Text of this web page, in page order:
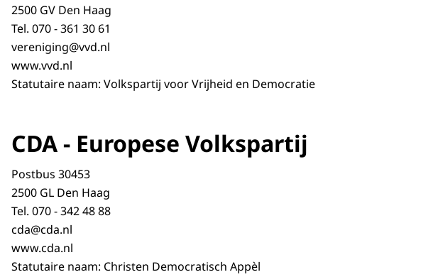
2500 GV Den Haag
Tel. 070 - 361 30 61
vereniging@vvd.nl
www.vvd.nl
Statutaire naam: Volkspartij voor Vrijheid en Democratie
CDA - Europese Volkspartij
Postbus 30453
2500 GL Den Haag
Tel. 070 - 342 48 88
cda@cda.nl
www.cda.nl
Statutaire naam: Christen Democratisch Appèl